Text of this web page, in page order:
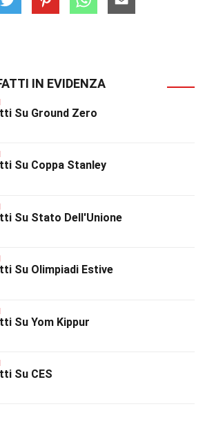
IN EVIDENZA
Su Ground Zero
Su Coppa Stanley
Su Stato Dell'Unione
Su Olimpiadi Estive
Su Yom Kippur
Su CES